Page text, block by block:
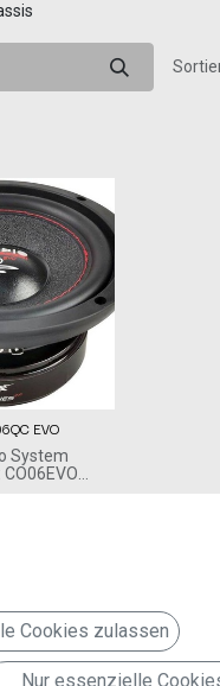
EVO
System
06 QC EVO
Cookies zulassen
Nur essenzielle